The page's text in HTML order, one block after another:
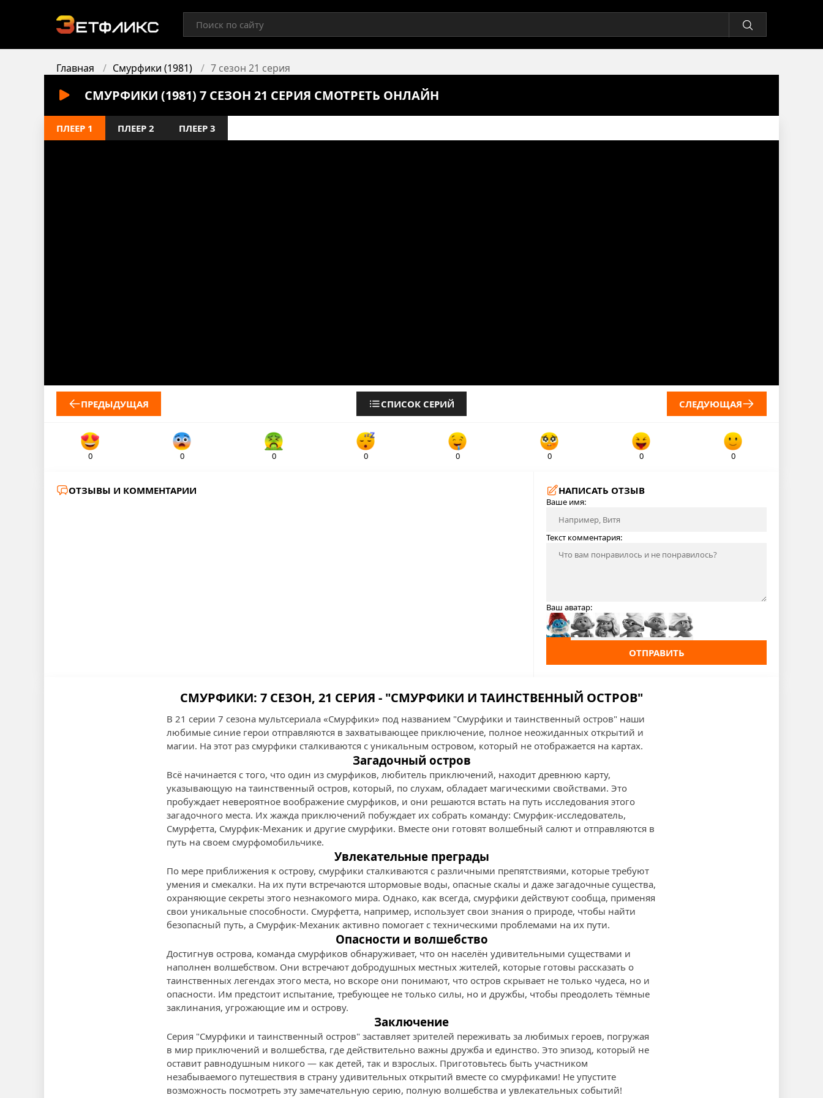
Главная Смурфики (1981) 7 сезон 21 серия
СМУРФИКИ (1981) 7 СЕЗОН 21 СЕРИЯ СМОТРЕТЬ ОНЛАЙН
ПЛЕЕР 1 ПЛЕЕР 2 ПЛЕЕР 3
ПРЕДЫДУЩАЯ СПИСОК СЕРИЙ СЛЕДУЮЩАЯ
0 0 0 0 0 0 0 0
ОТЗЫВЫ И КОММЕНТАРИИ НАПИСАТЬ ОТЗЫВ
Ваше имя:
Текст комментария:
Ваш аватар:
ОТПРАВИТЬ
СМУРФИКИ: 7 СЕЗОН, 21 СЕРИЯ - "СМУРФИКИ И ТАИНСТВЕННЫЙ ОСТРОВ"
В 21 серии 7 сезона мультсериала «Смурфики» под названием "Смурфики и таинственный остров" наши
любимые синие герои отправляются в захватывающее приключение, полное неожиданных открытий и
магии. На этот раз смурфики сталкиваются с уникальным островом, который не отображается на картах.
Загадочный остров
Всё начинается с того, что один из смурфиков, любитель приключений, находит древнюю карту,
указывающую на таинственный остров, который, по слухам, обладает магическими свойствами. Это
пробуждает невероятное воображение смурфиков, и они решаются встать на путь исследования этого
загадочного места. Их жажда приключений побуждает их собрать команду: Смурфик-исследователь,
Смурфетта, Смурфик-Механик и другие смурфики. Вместе они готовят волшебный салют и отправляются в
путь на своем смурфомобильчике.
Увлекательные преграды
По мере приближения к острову, смурфики сталкиваются с различными препятствиями, которые требуют
умения и смекалки. На их пути встречаются штормовые воды, опасные скалы и даже загадочные существа,
охраняющие секреты этого незнакомого мира. Однако, как всегда, смурфики действуют сообща, применяя
свои уникальные способности. Смурфетта, например, использует свои знания о природе, чтобы найти
безопасный путь, а Смурфик-Механик активно помогает с техническими проблемами на их пути.
Опасности и волшебство
Достигнув острова, команда смурфиков обнаруживает, что он населён удивительными существами и
наполнен волшебством. Они встречают добродушных местных жителей, которые готовы рассказать о
таинственных легендах этого места, но вскоре они понимают, что остров скрывает не только чудеса, но и
опасности. Им предстоит испытание, требующее не только силы, но и дружбы, чтобы преодолеть тёмные
заклинания, угрожающие им и острову.
Заключение
Серия "Смурфики и таинственный остров" заставляет зрителей переживать за любимых героев, погружая
в мир приключений и волшебства, где действительно важны дружба и единство. Это эпизод, который не
оставит равнодушным никого — как детей, так и взрослых. Приготовьтесь быть участником
незабываемого путешествия в страну удивительных открытий вместе со смурфиками! Не упустите
возможность посмотреть эту замечательную серию, полную волшебства и увлекательных событий!